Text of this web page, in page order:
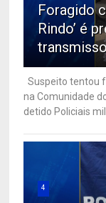
Foragido
Rindo’ é
Suspeito tentou
na Comunidade
detido Policiais
4